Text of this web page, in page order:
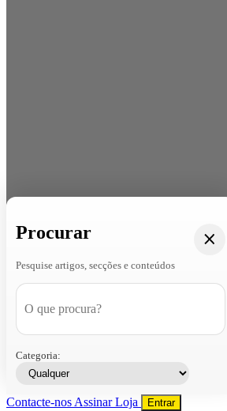
Procurar
Pesquise artigos, secções e conteúdos
Categoria:
Contacte-nos AssinarLoja Entrar